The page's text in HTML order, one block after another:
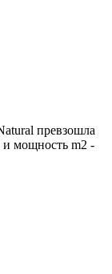
превзошла
и мощность m2 -